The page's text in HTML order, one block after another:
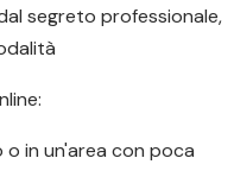
segreto professionale,
in un'area con poca